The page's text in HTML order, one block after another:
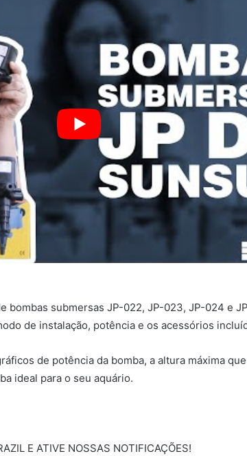
bombas submersas JP-022, JP-023, JP-024 e
de instalação, potência e os acessórios
de potência da bomba, a altura máxima
ideal para o seu aquário.
E ATIVE NOSSAS NOTIFICAÇÕES!